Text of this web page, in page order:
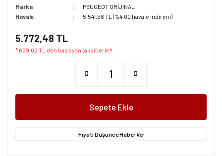
Marka
PEUGEOT ORİJİNAL
Havale
5.541,58 TL (%4,00 havale indirimi)
5.772,48 TL
* 659,02 TL den başlayan taksitlerle!!
Sepete Ekle
Fiyatı Düşünce Haber Ver